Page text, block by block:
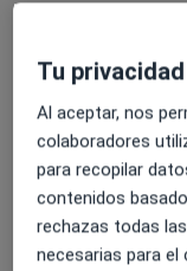
Dirección
Calle Artesano
Aldala Centro
Consulta de
Tu
Al aceptar, nos
colaboradores
para recopilar
contenidos
rechazas todas
necesarias para